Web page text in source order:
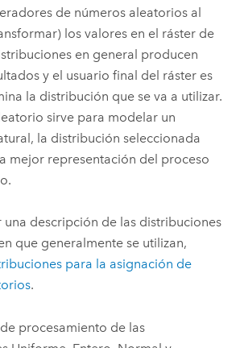
de números aleatorios al
los valores en el ráster de
en general producen
y el usuario final del ráster es
la distribución que se va a utilizar.
sirve para modelar un
la distribución seleccionada
mejor representación del proceso
una descripción de las distribuciones
que generalmente se utilizan,
para la asignación de
.
procesamiento de las